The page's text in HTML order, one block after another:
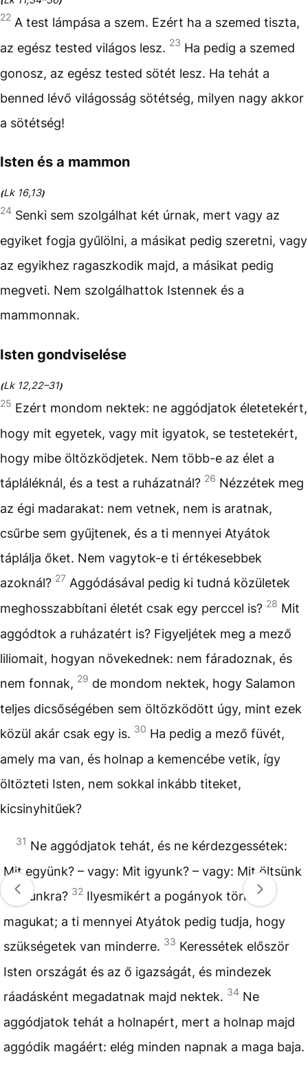
22 A test lámpása a szem. Ezért ha a szemed tiszta,
az egész tested világos lesz. 23 Ha pedig a szemed
gonosz, az egész tested sötét lesz. Ha tehát a
benned lévő világosság sötétség, milyen nagy akkor
a sötétség!
Isten és a mammon
(Lk 16,13)
24 Senki sem szolgálhat két úrnak, mert vagy az
egyiket fogja gyűlölni, a másikat pedig szeretni, vagy
az egyikhez ragaszkodik majd, a másikat pedig
megveti. Nem szolgálhattok Istennek és a
mammonnak.
Isten gondviselése
(Lk 12,22–31)
25 Ezért mondom nektek: ne aggódjatok életetekért,
hogy mit egyetek, vagy mit igyatok, se testetekért,
hogy mibe öltözködjetek. Nem több-e az élet a
tápláléknál, és a test a ruházatnál? 26 Nézzétek meg
az égi madarakat: nem vetnek, nem is aratnak,
csűrbe sem gyűjtenek, és a ti mennyei Atyátok
táplálja őket. Nem vagytok-e ti értékesebbek
azoknál? 27 Aggódásával pedig ki tudná közületek
meghosszabbítani életét csak egy perccel is? 28 Mit
aggódtok a ruházatért is? Figyeljétek meg a mező
liliomait, hogyan növekednek: nem fáradoznak, és
nem fonnak, 29 de mondom nektek, hogy Salamon
teljes dicsőségében sem öltözködött úgy, mint ezek
közül akár csak egy is. 30 Ha pedig a mező füvét,
amely ma van, és holnap a kemencébe vetik, így
öltözteti Isten, nem sokkal inkább titeket,
kicsinyhitűek?
31 Ne aggódjatok tehát, és ne kérdezgessétek:
Mit együnk? – vagy: Mit igyunk? – vagy: Mit öltsünk
magunkra? 32 Ilyesmikért a pogányok törik
magukat; a ti mennyei Atyátok pedig tudja, hogy
szükségetek van minderre. 33 Keressétek először
Isten országát és az ő igazságát, és mindezek
ráadásként megadatnak majd nektek. 34 Ne
aggódjatok tehát a holnapért, mert a holnap majd
aggódik magáért: elég minden napnak a maga baja.